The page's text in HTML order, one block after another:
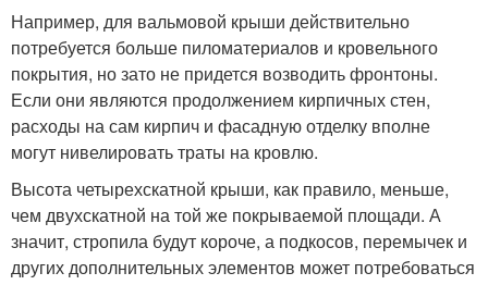
Например, для вальмовой крыши действительно
потребуется больше пиломатериалов и кровельного
покрытия, но зато не придется возводить фронтоны.
Если они являются продолжением кирпичных стен,
расходы на сам кирпич и фасадную отделку вполне
могут нивелировать траты на кровлю.
Высота четырехскатной крыши, как правило, меньше,
чем двухскатной на той же покрываемой площади. А
значит, стропила будут короче, а подкосов, перемычек и
других дополнительных элементов может потребоваться